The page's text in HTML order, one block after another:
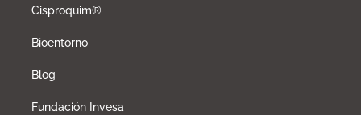
Cisproquim®
Bioentorno
Blog
Fundación Invesa